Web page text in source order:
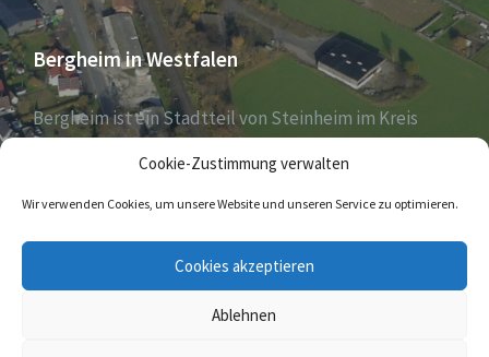
Cookie-Zustimmung verwalten
Wir verwenden Cookies, um unsere Website und unseren Service zu optimieren.
Cookies akzeptieren
Ablehnen
Bergheim in Westfalen
Bergheim ist ein Stadtteil von Steinheim im Kreis
Höxter, Nordrhein-Westfalen, und zählt aktuell 1030
Einwohner – Stand 31. Dezember 2018.